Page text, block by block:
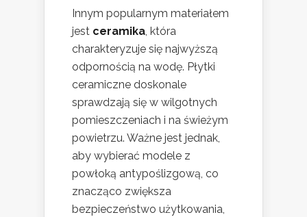
Innym popularnym materiałem
jest ceramika, która
charakteryzuje się najwyższą
odpornością na wodę. Płytki
ceramiczne doskonale
sprawdzają się w wilgotnych
pomieszczeniach i na świeżym
powietrzu. Ważne jest jednak,
aby wybierać modele z
powłoką antypoślizgową, co
znacząco zwiększa
bezpieczeństwo użytkowania,